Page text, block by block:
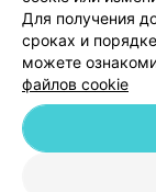
Для получения
сроках и
можете
файлов cookie